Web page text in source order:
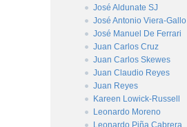
José Aldunate SJ
José Antonio Viera-Gallo
José Manuel De Ferrari
Juan Carlos Cruz
Juan Carlos Skewes
Juan Claudio Reyes
Juan Reyes
Kareen Lowick-Russell
Leonardo Moreno
Leonardo Piña Cabrera